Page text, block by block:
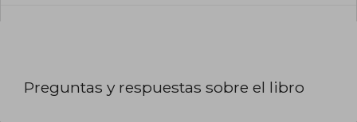
Preguntas y respuestas sobre el libro